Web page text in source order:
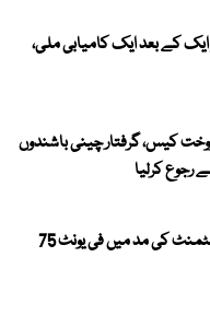
کے بعد ایک کامیابی ملی،
کیس، گرفتار چینی باشندوں
رجوع کرلیا
بجلی مزید مہنگی، فیول ایڈجسٹمنٹ کی مد میں فی یونٹ 75